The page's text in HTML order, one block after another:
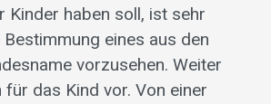
Kinder haben soll, ist sehr
eines aus den
vorzusehen. Weiter
das Kind vor. Von einer